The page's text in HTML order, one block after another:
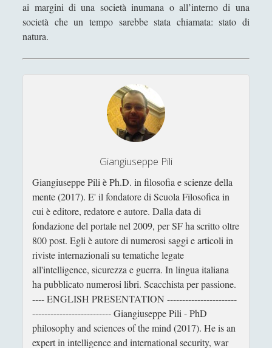
[Recensione] Antonio Rinaldis - Nuove lezioni di
filosofia. I temi fondamentali del pensiero umano
(Diarkos, 2025)
[Recensione] Pasquale Vitale – Filosofia Medievale
(441)
Random (28)
Ironia(7)
Un Po’ Di Narrativa(7)
Attualità(12)
Azione Filosofica(4)
Cinema e Serie(15)
Collana di Scuola Filosofica(13)
ai margini di una società inumana o all’interno di una
società che un tempo sarebbe stata chiamata: stato di
natura.
Giangiuseppe Pili
Giangiuseppe Pili è Ph.D. in filosofia e scienze della
mente (2017). E' il fondatore di Scuola Filosofica in
cui è editore, redatore e autore. Dalla data di
fondazione del portale nel 2009, per SF ha scritto oltre
800 post. Egli è autore di numerosi saggi e articoli in
riviste internazionali su tematiche legate
all'intelligence, sicurezza e guerra. In lingua italiana
ha pubblicato numerosi libri. Scacchista per passione.
---- ENGLISH PRESENTATION -----------------------
-------------------------- Giangiuseppe Pili - PhD
philosophy and sciences of the mind (2017). He is an
expert in intelligence and international security, war